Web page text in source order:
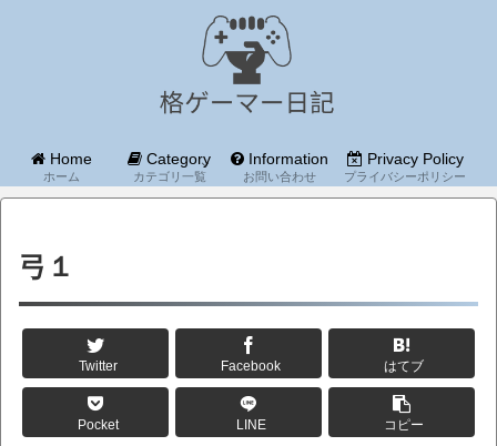
Home
ホーム
Category
カテゴリ一覧
Information
お問い合わせ
Privacy Policy
プライバシーポリシー
弓１
Twitter Facebook はてブ
Pocket LINE コピー